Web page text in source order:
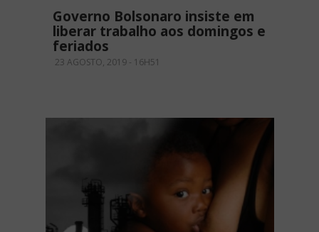
Governo Bolsonaro insiste em
liberar trabalho aos domingos e
feriados
23 AGOSTO, 2019 - 16H51